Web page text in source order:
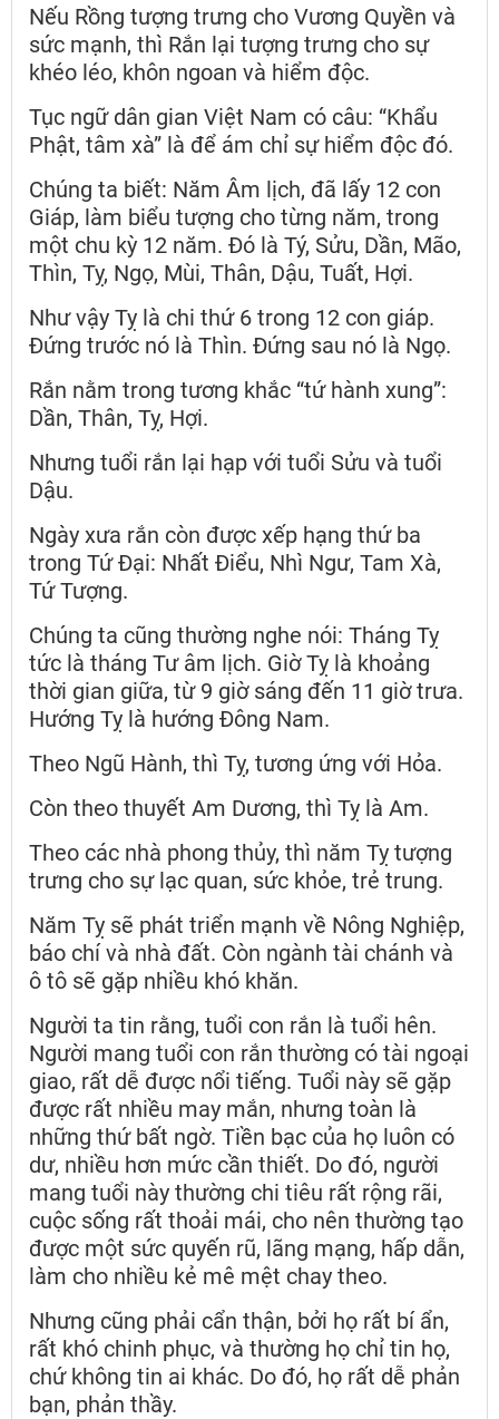
Nếu Rồng tượng trưng cho Vương Quyền và
sức mạnh, thì Rắn lại tượng trưng cho sự
khéo léo, khôn ngoan và hiểm độc.
Tục ngữ dân gian Việt Nam có câu: “Khẩu
Phật, tâm xà” là để ám chỉ sự hiểm độc đó.
Chúng ta biết: Năm Âm lịch, đã lấy 12 con
Giáp, làm biểu tượng cho từng năm, trong
một chu kỳ 12 năm. Đó là Tý, Sửu, Dần, Mão,
Thìn, Tỵ, Ngọ, Mùi, Thân, Dậu, Tuất, Hợi.
Như vậy Tỵ là chi thứ 6 trong 12 con giáp.
Đứng trước nó là Thìn. Đứng sau nó là Ngọ.
Rắn nằm trong tương khắc “tứ hành xung”:
Dần, Thân, Tỵ, Hợi.
Nhưng tuổi rắn lại hạp với tuổi Sửu và tuổi
Dậu.
Ngày xưa rắn còn được xếp hạng thứ ba
trong Tứ Đại: Nhất Điểu, Nhì Ngư, Tam Xà,
Tứ Tượng.
Chúng ta cũng thường nghe nói: Tháng Tỵ
tức là tháng Tư âm lịch. Giờ Tỵ là khoảng
thời gian giữa, từ 9 giờ sáng đến 11 giờ trưa.
Hướng Tỵ là hướng Đông Nam.
Theo Ngũ Hành, thì Tỵ, tương ứng với Hỏa.
Còn theo thuyết Am Dương, thì Tỵ là Am.
Theo các nhà phong thủy, thì năm Tỵ tượng
trưng cho sự lạc quan, sức khỏe, trẻ trung.
Năm Tỵ sẽ phát triển mạnh về Nông Nghiệp,
báo chí và nhà đất. Còn ngành tài chánh và
ô tô sẽ gặp nhiều khó khăn.
Người ta tin rằng, tuổi con rắn là tuổi hên.
Người mang tuổi con rắn thường có tài ngoại
giao, rất dễ được nổi tiếng. Tuổi này sẽ gặp
được rất nhiều may mắn, nhưng toàn là
những thứ bất ngờ. Tiền bạc của họ luôn có
dư, nhiều hơn mức cần thiết. Do đó, người
mang tuổi này thường chi tiêu rất rộng rãi,
cuộc sống rất thoải mái, cho nên thường tạo
được một sức quyến rũ, lãng mạng, hấp dẫn,
làm cho nhiều kẻ mê mệt chay theo.
Nhưng cũng phải cẩn thận, bởi họ rất bí ẩn,
rất khó chinh phục, và thường họ chỉ tin họ,
chứ không tin ai khác. Do đó, họ rất dễ phản
bạn, phản thầy.